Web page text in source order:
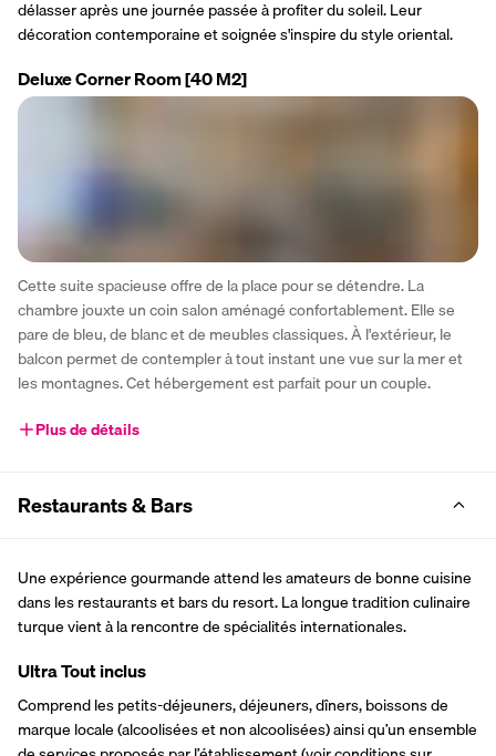
délasser après une journée passée à profiter du soleil. Leur
décoration contemporaine et soignée s'inspire du style oriental.
Deluxe Corner Room[40 M2]
Cette suite spacieuse offre de la place pour se détendre. La
chambre jouxte un coin salon aménagé confortablement. Elle se
pare de bleu, de blanc et de meubles classiques. À l'extérieur, le
balcon permet de contempler à tout instant une vue sur la mer et
les montagnes. Cet hébergement est parfait pour un couple.
Plus de détails
Restaurants & Bars
Une expérience gourmande attend les amateurs de bonne cuisine
dans les restaurants et bars du resort. La longue tradition culinaire
turque vient à la rencontre de spécialités internationales.
Ultra Tout inclus
Comprend les petits-déjeuners, déjeuners, dîners, boissons de
marque locale (alcoolisées et non alcoolisées) ainsi qu’un ensemble